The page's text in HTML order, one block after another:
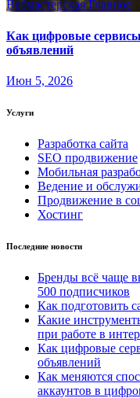
Вебмастерская Главное
Как цифровые
объявлений
Июн 5, 2026
Услуги
Разработка сайта
SEO продвижение
Мобильная
Ведение и
Продвижение в
Хостинг
Последние новости
Бренды всё чаще
500 подписчиков
Как подготовить
Какие
при работе в
Как цифровые
объявлений
Как меняются
аккаунтов в